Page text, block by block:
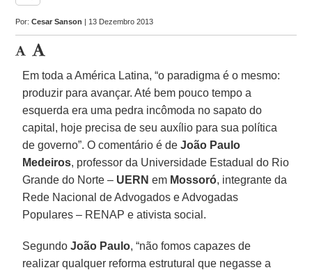
Por:Cesar Sanson | 13 Dezembro 2013
Em toda a América Latina, “o paradigma é o mesmo:
produzir para avançar. Até bem pouco tempo a
esquerda era uma pedra incômoda no sapato do
capital, hoje precisa de seu auxílio para sua política
de governo”. O comentário é deJoão Paulo
Medeiros, professor da Universidade Estadual do Rio
Grande do Norte – UERN em Mossoró, integrante da
Rede Nacional de Advogados e Advogadas
Populares – RENAP e ativista social.
SegundoJoão Paulo, “não fomos capazes de
realizar qualquer reforma estrutural que negasse a